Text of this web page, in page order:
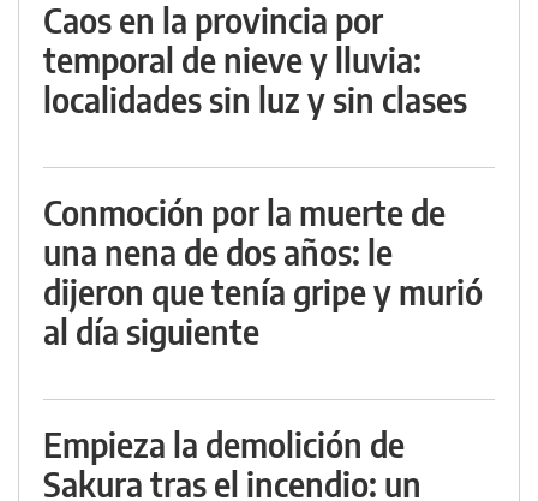
Caos en la provincia por
temporal de nieve y lluvia:
localidades sin luz y sin clases
Conmoción por la muerte de
una nena de dos años: le
dijeron que tenía gripe y murió
al día siguiente
Empieza la demolición de
Sakura tras el incendio: un